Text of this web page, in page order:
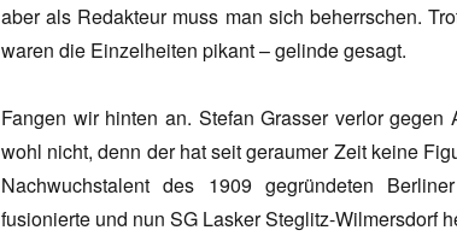
aber als Redakteur muss man sich beherrschen.
waren die Einzelheiten pikant – gelinde gesagt.
Fangen wir hinten an. Stefan Grasser verlor
wohl nicht, denn der hat seit geraumer Zeit keine
Nachwuchstalent des 1909 gegründeten
fusionierte und nun SG Lasker Steglitz-Wilmersdorf